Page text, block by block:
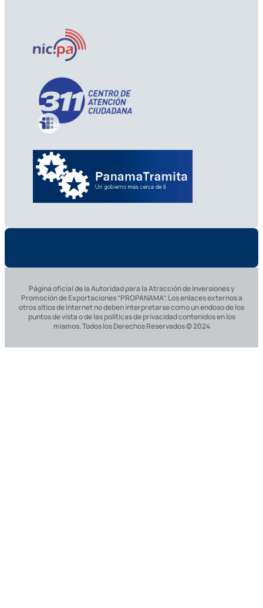
Página oficial de la Autoridad para la Atracción de Inversiones y
Promoción de Exportaciones “PROPANAMA”. Los enlaces externos a
otros sitios de Internet no deben interpretarse como un endoso de los
puntos de vista o de las políticas de privacidad contenidos en los
mismos. Todos los Derechos Reservados © 2024